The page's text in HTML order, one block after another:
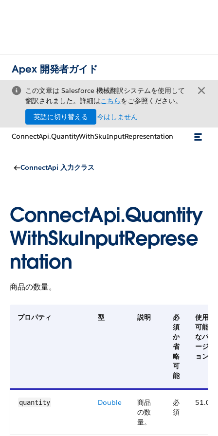
Apex 開発者ガイド
この文章は Salesforce 機械翻訳システムを使用して
翻訳されました。詳細はこちらをご参照ください。
英語に切り替える
今はしません
ConnectApi.QuantityWithSkuInputRepresentation
ConnectApi 入力クラス
ConnectApi.Quantity
WithSkuInputReprese
ntation
商品の数量。
プロパティ 型 説明
必
須
か
省
略
可
能
使用
可能
なバ
ージ
ョン
quantity Double
商品
の数
量。
必
須
51.0